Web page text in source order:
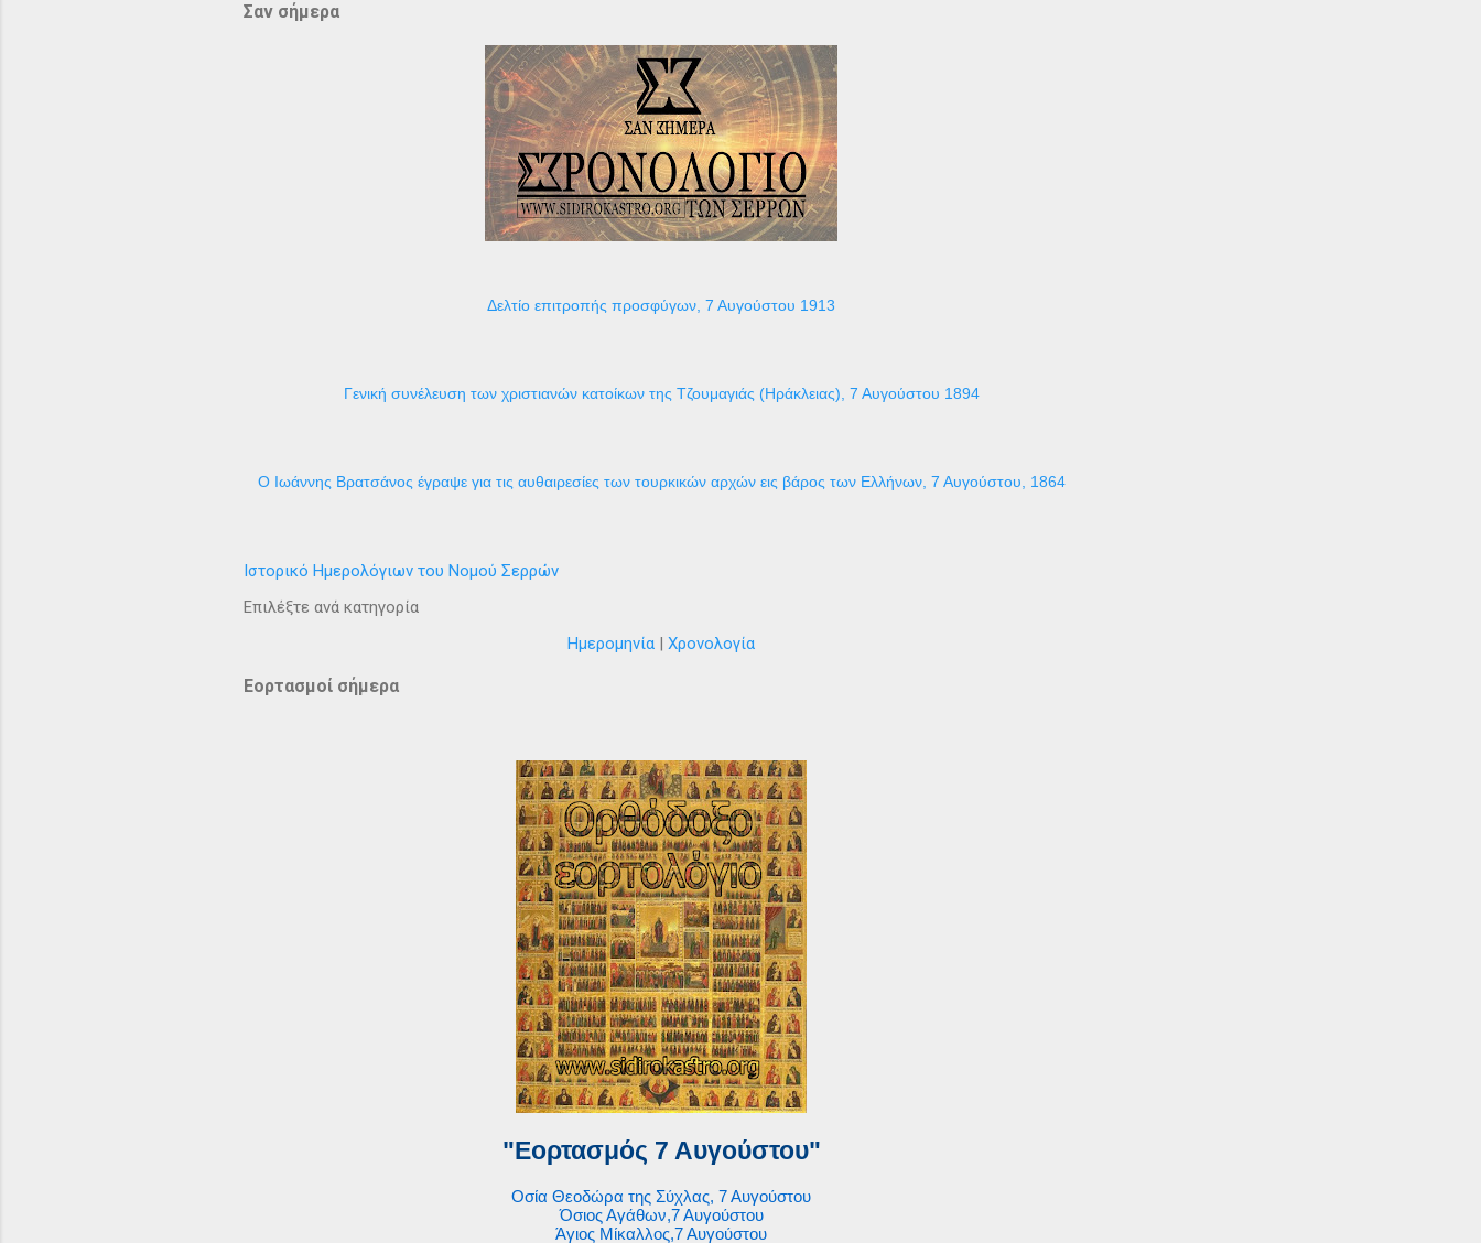
Σαν σήμερα
Δελτίο επιτροπής προσφύγων, 7 Αυγούστου 1913
Γενική συνέλευση των χριστιανών κατοίκων της Τζουμαγιάς (Ηράκλειας), 7 Αυγούστου 1894
Ο Ιωάννης Βρατσάνος έγραψε για τις αυθαιρεσίες των τουρκικών αρχών εις βάρος των Ελλήνων, 7 Αυγούστου, 1864
Ιστορικό Ημερολόγιων του Νομού Σερρών
Επιλέξτε ανά κατηγορία
Ημερομηνία
Χρονολογία
Εορτασμοί σήμερα
"Εορτασμός 7 Αυγούστου"
Οσία Θεοδώρα της Σύχλας, 7 Αυγούστου
Όσιος Αγάθων,7 Αυγούστου
Άγιος Μίκαλλος,7 Αυγούστου